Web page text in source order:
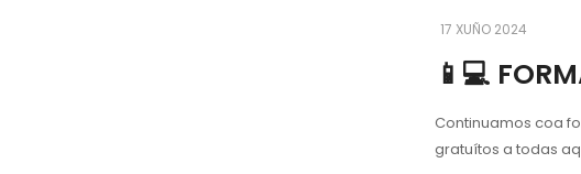
17 XUÑO 2024
📱💻
Continuamos coa
gratuítos a todas